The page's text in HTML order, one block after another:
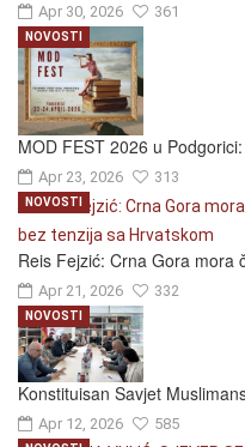
Apr 30, 2026 361
MOD FEST 2026 u
Apr 23, 2026 313
NOVOSTI
Reis Fejzić: Crna Gora mora
Apr 21, 2026 332
NOVOSTI
Konstituisan Savjet
Apr 12, 2026 585
NOVOSTI